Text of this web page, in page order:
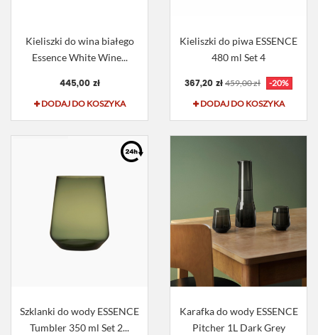
Kieliszki do wina białego
Essence White Wine...
445,00 zł
DODAJ DO KOSZYKA
Kieliszki do piwa ESSENCE
480 ml Set 4
367,20 zł 459,00 zł
-20%
DODAJ DO KOSZYKA
Szklanki do wody ESSENCE
Tumbler 350 ml Set 2...
Karafka do wody ESSENCE
Pitcher 1L Dark Grey